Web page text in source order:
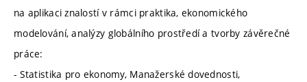
na aplikaci znalostí v rámci praktika, ekonomického
modelování, analýzy globálního prostředí a tvorby závěrečné
práce:
- Statistika pro ekonomy, Manažerské dovednosti,